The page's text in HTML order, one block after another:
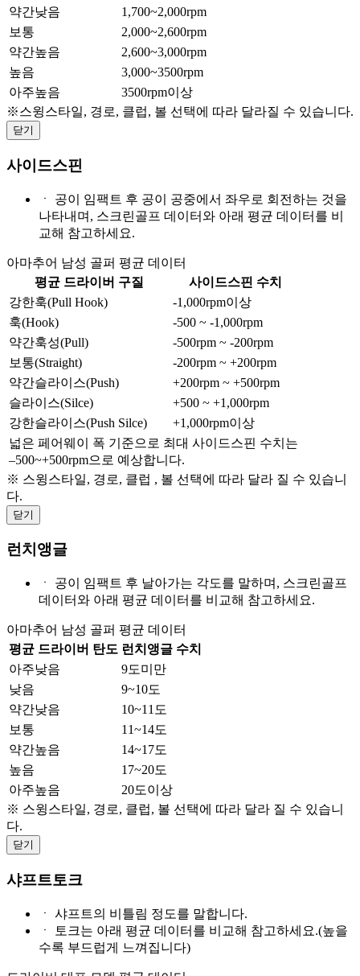
약간낮음
1,700~2,000rpm
보통
2,000~2,600rpm
약간높음
2,600~3,000rpm
높음
3,000~3500rpm
아주높음
3500rpm이상
※스윙스타일, 경로, 클럽, 볼 선택에 따라 달라질 수 있습니다.
닫기
사이드스핀
ㆍ
공이 임팩트 후 공이 공중에서 좌우로 회전하는 것을
나타내며, 스크린골프 데이터와 아래 평균 데이터를 비
교해 참고하세요.
아마추어 남성 골퍼 평균 데이터
평균 드라이버 구질
사이드스핀 수치
강한훅(Pull Hook)
-1,000rpm이상
훅(Hook)
-500 ~ -1,000rpm
약간훅성(Pull)
-500rpm ~ -200rpm
보통(Straight)
-200rpm ~ +200rpm
약간슬라이스(Push)
+200rpm ~ +500rpm
슬라이스(Silce)
+500 ~ +1,000rpm
강한슬라이스(Push Silce)
+1,000rpm이상
넓은 페어웨이 폭 기준으로 최대 사이드스핀 수치는
–500~+500rpm으로 예상합니다.
※ 스윙스타일, 경로, 클럽 , 볼 선택에 따라 달라 질 수 있습니
다.
닫기
런치앵글
ㆍ
공이 임팩트 후 날아가는 각도를 말하며, 스크린골프
데이터와 아래 평균 데이터를 비교해 참고하세요.
아마추어 남성 골퍼 평균 데이터
평균 드라이버 탄도 런치앵글 수치
아주낮음
9도미만
낮음
9~10도
약간낮음
10~11도
보통
11~14도
약간높음
14~17도
높음
17~20도
아주높음
20도이상
※ 스윙스타일, 경로, 클럽, 볼 선택에 따라 달라 질 수 있습니
다.
닫기
샤프트토크
ㆍ
샤프트의 비틀림 정도를 말합니다.
ㆍ
토크는 아래 평균 데이터를 비교해 참고하세요.(높을
수록 부드럽게 느껴집니다)